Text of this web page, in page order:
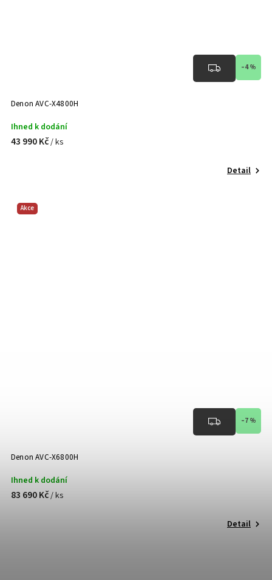
–4 %
Denon AVC-X4800H
Ihned k dodání
43 990 Kč/ ks
Detail
Akce
–7 %
Denon AVC-X6800H
Ihned k dodání
83 690 Kč/ ks
Detail